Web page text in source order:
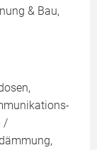
& Bau,
/